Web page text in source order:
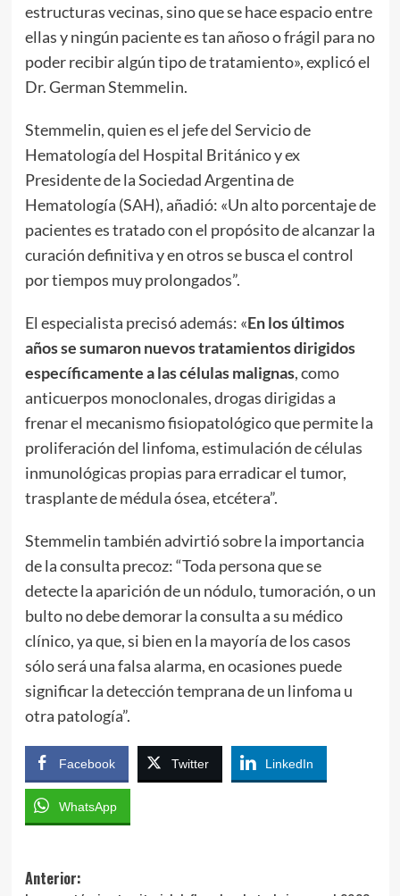
estructuras vecinas, sino que se hace espacio entre
ellas y ningún paciente es tan añoso o frágil para no
poder recibir algún tipo de tratamiento», explicó el
Dr. German Stemmelin.
Stemmelin, quien es el jefe del Servicio de
Hematología del Hospital Británico y ex
Presidente de la Sociedad Argentina de
Hematología (SAH), añadió: «Un alto porcentaje de
pacientes es tratado con el propósito de alcanzar la
curación definitiva y en otros se busca el control
por tiempos muy prolongados”.
El especialista precisó además: «En los últimos
años se sumaron nuevos tratamientos dirigidos
específicamente a las células malignas, como
anticuerpos monoclonales, drogas dirigidas a
frenar el mecanismo fisiopatológico que permite la
proliferación del linfoma, estimulación de células
inmunológicas propias para erradicar el tumor,
trasplante de médula ósea, etcétera”.
Stemmelin también advirtió sobre la importancia
de la consulta precoz: “Toda persona que se
detecte la aparición de un nódulo, tumoración, o un
bulto no debe demorar la consulta a su médico
clínico, ya que, si bien en la mayoría de los casos
sólo será una falsa alarma, en ocasiones puede
significar la detección temprana de un linfoma u
otra patología”.
Facebook Twitter LinkedIn
WhatsApp
Navegación
Anterior: